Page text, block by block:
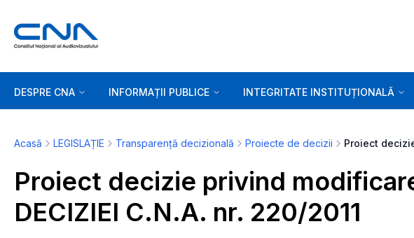
DESPRE CNA INFORMAȚII PUBLICE INTEGRITATE INSTITUȚIONALĂ
Acasă LEGISLAȚIE Transparență decizională Proiecte de decizii
Proiect decizie privind
DECIZIEI C.N.A. nr. 220/2011